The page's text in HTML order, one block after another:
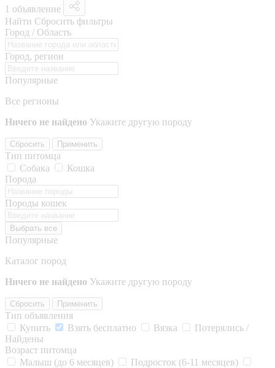
1 объявление
Найти Сбросить фильтры
Город / Область
Город, регион
Популярные
Все регионы
Ничего не найдено Укажите другую породу
Сбросить Применить
Тип питомца
Собака
Кошка
Порода
Породы кошек
Выбрать все
Популярные
Каталог пород
Ничего не найдено Укажите другую породу
Сбросить Применить
Тип объявления
Купить
Взять бесплатно Вязка
Потерялись /
Найдены
Возраст питомца
Малыш (до 6 месяцев)
Подросток (6-11 месяцев)